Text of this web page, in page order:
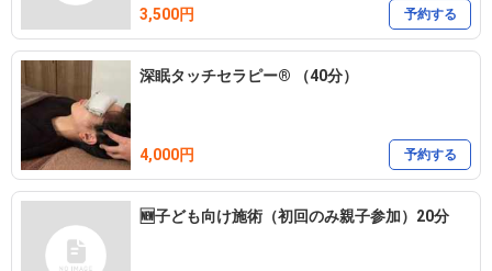
3,500円 予約する
深眠タッチセラピー®︎ （40分）
4,000円 予約する
🆕子ども向け施術（初回のみ親子参加）20分